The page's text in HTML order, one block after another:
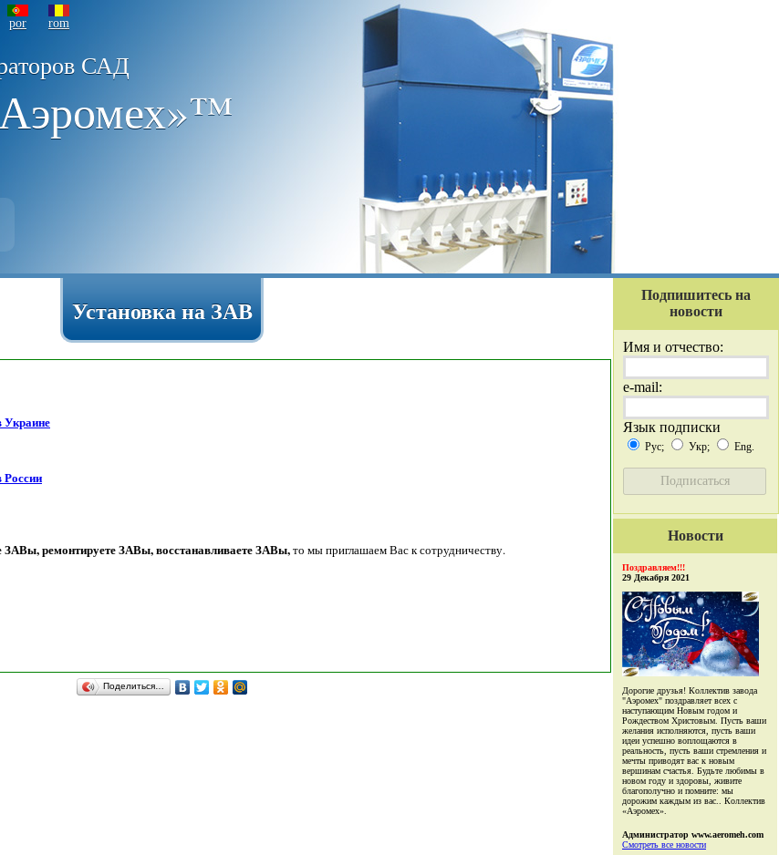
por rom
САД
Установка на ЗАВ
Украине
России
ремонтируете ЗАВы, восстанавливаете ЗАВы,то мы приглашаем Вас к сотрудничеству.
Поделиться…
Подпишитесь на
новости
Имя и отчество:
e-mail:
Язык подписки
Рус; Укр; Eng.
Новости
Поздравляем!!!
29 Декабря 2021
Дорогие друзья! Коллектив завода
"Аэромех" поздравляет всех с
наступающим Новым годом и
Рождеством Христовым. Пусть ваши
желания исполняются, пусть ваши
идеи успешно воплощаются в
реальность, пусть ваши стремления и
мечты приводят вас к новым
вершинам счастья. Будьте любимы в
новом году и здоровы, живите
благополучно и помните: мы
дорожим каждым из вас.. Коллектив
«Аэромех».
Администратор www.aeromeh.com
Смотреть все новости